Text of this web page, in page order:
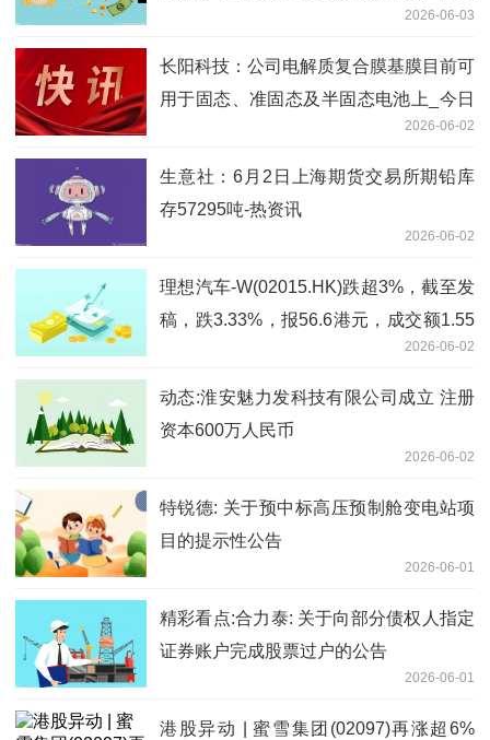
2026-06-03
长阳科技：公司电解质复合膜基膜目前可
用于固态、准固态及半固态电池上_今日
2026-06-02
生意社：6月2日上海期货交易所期铅库
存57295吨-热资讯
2026-06-02
理想汽车-W(02015.HK)跌超3%，截至发
稿，跌3.33%，报56.6港元，成交额1.55
2026-06-02
动态:淮安魅力发科技有限公司成立 注册
资本600万人民币
2026-06-02
特锐德: 关于预中标高压预制舱变电站项
目的提示性公告
2026-06-01
精彩看点:合力泰: 关于向部分债权人指定
证券账户完成股票过户的公告
2026-06-01
港股异动 | 蜜雪集团(02097)再涨超6%